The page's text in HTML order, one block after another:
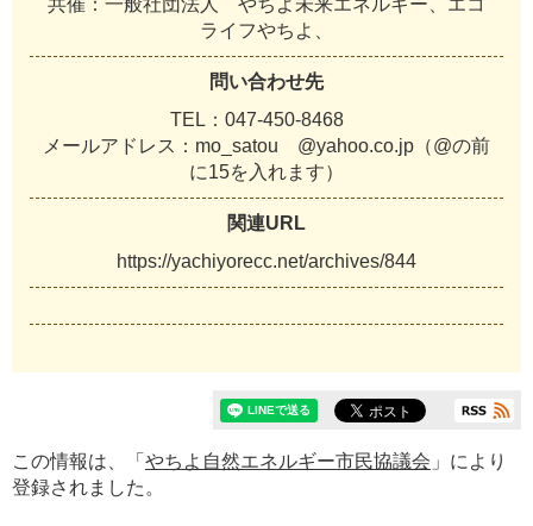
共催 ： 一般社団法 人 やち よ 未来エネルギー エコ
ライ フやち よ
問い合わせ先
TE L ： 047-450-8468
メ ールア ド レ ス ： mo satou @yahoo.co.jp （@の前
に15を 入 れま す）
関連URL
https://yachiyorecc.net/archives/844
この情報は、「 やちよ自然エネルギー市民協議会 」により
登録されました。